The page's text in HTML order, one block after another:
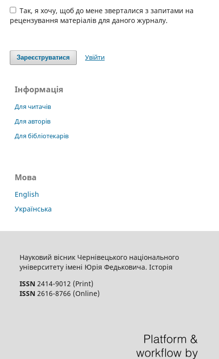
Так, я хочу, щоб до мене зверталися з запитами на
рецензування матеріалів для даного журналу.
Зареєструватися Увійти
Інформація
Для читачів
Для авторів
Для бібліотекарів
Мова
English
Українська
Науковий вісник Чернівецького національного
університету імені Юрія Федьковича. Історія
ISSN2414-9012 (Print)
ISSN2616-8766 (Online)